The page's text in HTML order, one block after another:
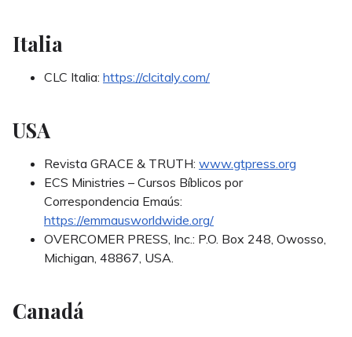
Italia
CLC Italia: https://clcitaly.com/
USA
Revista GRACE & TRUTH: www.gtpress.org
ECS Ministries – Cursos Bíblicos por
Correspondencia Emaús:
https://emmausworldwide.org/
OVERCOMER PRESS, Inc.: P.O. Box 248, Owosso,
Michigan, 48867, USA.
Canadá